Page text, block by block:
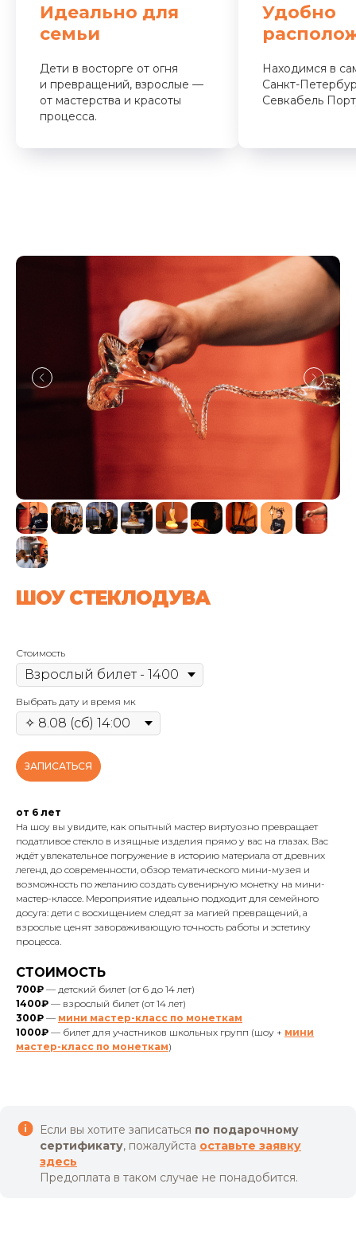
Идеально для
семьи
Дети в восторге от огня
и превращений, взрослые —
от мастерства и красоты
процесса.
Удобно
Находимся в
Санкт-
Севкабель
ШОУ СТЕКЛОДУВА
Стоимость
Выбрать дату и время мк
ЗАПИСАТЬСЯ
от 6 лет
На шоу вы увидите, как опытный мастер виртуозно превращает
податливое стекло в изящные изделия прямо у вас на глазах. Вас
ждёт увлекательное погружение в историю материала от древних
легенд до современности, обзор тематического мини-музея и
возможность по желанию создать сувенирную монетку на мини-
мастер-классе. Мероприятие идеально подходит для семейного
досуга: дети с восхищением следят за магией превращений, а
взрослые ценят завораживающую точность работы и эстетику
процесса.
СТОИМОСТЬ
700₽ — детский билет (от 6 до 14 лет)
1400₽ — взрослый билет (от 14 лет)
300₽ — мини мастер-класс по монеткам
1000₽ — билет для участников школьных групп (шоу + мини
мастер-класс по монеткам)
Если вы хотите записаться по подарочному
сертификату, пожалуйста оставьте заявку
здесь
Предоплата в таком случае не понадобится.